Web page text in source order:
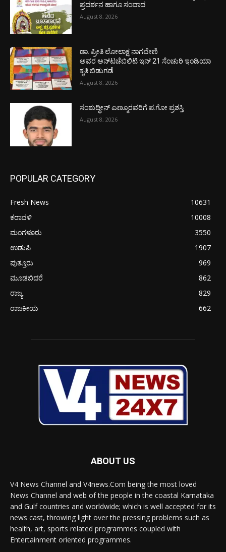
ಪ್ರದರ್ಶನ ಹಾಗೂ ಸಂವಾದ
August 8, 2026
ಡಾ. ಪ್ರೀತಿ ಲೋಲಾಕ್ಷ ನಾಗವೇಣಿ
ಅವರ ಅನ್‌ಟಚೆಬಿಲಿಟಿ ಇನ್ 21 ಸೆಂಚುರಿ ಇಂಡಿಯಾ
ಕೃತಿ ಬಿಡುಗಡೆ
August 8, 2026
ಸಂಶುದ್ಧೀನ್ ಎಣ್ಮೂರವರಿಗೆ ಪ.ಗೋ ಪ್ರಶಸ್ತಿ
August 8, 2026
POPULAR CATEGORY
Fresh News
10631
ಕರಾವಳಿ
10008
ಮಂಗಳೂರು
3550
ಉಡುಪಿ
1907
ಪುತ್ತೂರು
969
ಮೂಡಬಿದರೆ
862
ರಾಜ್ಯ
829
ರಾಜಕೀಯ
662
ABOUT US
V4 News Channel and V4news.Com being the most loved
News Channel and web of the people in the coastal Karnataka
and Gulf countries and worldwide; which is well accepted for its
news cast, throwing light over the pressing problems such as
health, art, sports related programmes coupled with
Entertainment oriented programmes.